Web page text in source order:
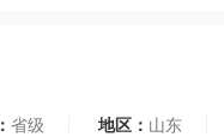
省级 地区： 山东